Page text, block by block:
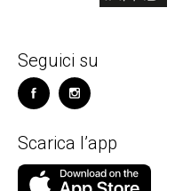
Seguici su
Scarica l’app